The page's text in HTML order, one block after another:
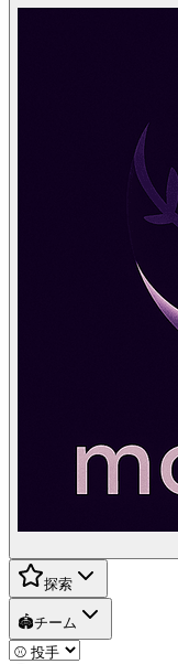
探索
🏟️チーム